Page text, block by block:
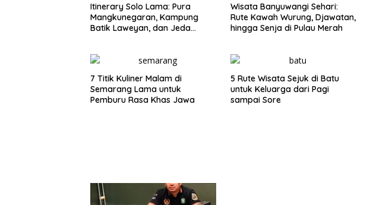
Itinerary Solo Lama: Pura
Mangkunegaran, Kampung
Batik Laweyan, dan Jeda
Wisata Banyuwangi Sehari:
Rute Kawah Wurung, Djawatan,
hingga Senja di Pulau Merah
7 Titik Kuliner Malam di
Semarang Lama untuk
Pemburu Rasa Khas Jawa
5 Rute Wisata Sejuk di Batu
untuk Keluarga dari Pagi
sampai Sore